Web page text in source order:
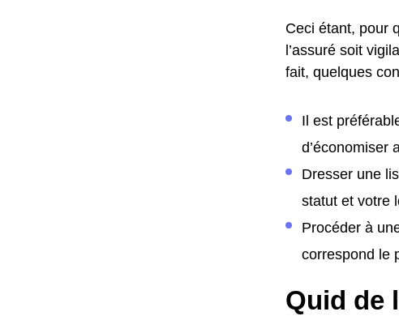
Ceci étant, pour
l’assuré soit
fait, quelques
Il est
d’économiser
Dresser une
statut et votre
Procéder à
correspond le
Quid de